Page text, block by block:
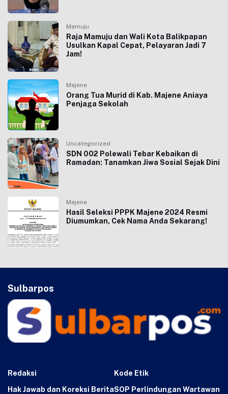
Mamuju
Raja Mamuju dan Wali Kota Balikpapan
Usulkan Kapal Cepat, Pelayaran Jadi 7
Jam!
Majene
Orang Tua Murid di Kab. Majene Aniaya
Penjaga Sekolah
Uncategorized
SDN 002 Polewali Tebar Kebaikan di
Ramadan: Tanamkan Jiwa Sosial Sejak Dini
Majene
Hasil Seleksi PPPK Majene 2024 Resmi
Diumumkan, Cek Nama Anda Sekarang!
Sulbarpos
Redaksi
Kode Etik
Hak Jawab dan Koreksi BeritaSOP Perlindungan Wartawan